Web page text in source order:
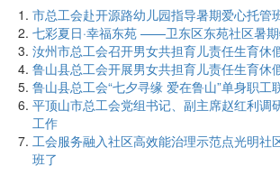
市总工会赴开源路幼儿园指导暑期爱心托管
七彩夏日·幸福东苑 ——卫东区东苑社区暑
汝州市总工会召开男女共担育儿责任生育休
鲁山县总工会开展男女共担育儿责任生育休
鲁山县总工会“七夕寻缘 爱在鲁山”单身职工
平顶山市总工会党组书记、副主席赵红利调
工作
工会服务融入社区高效能治理示范点光明社
班了